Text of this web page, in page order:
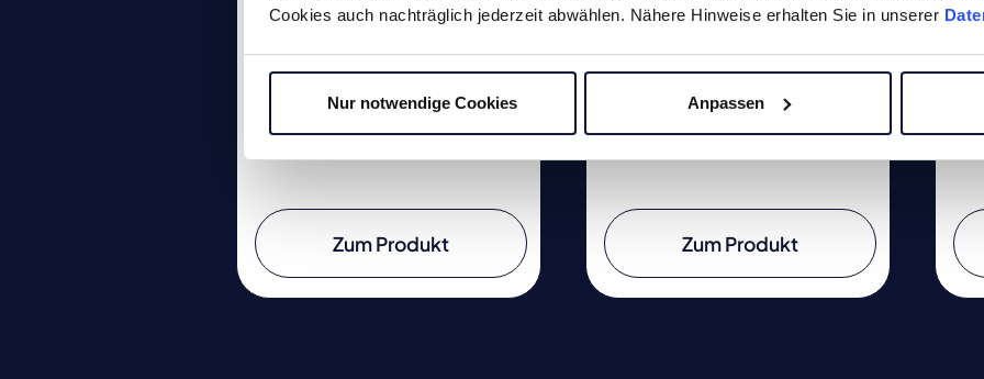
Cookies auch nachträglich jederzeit abwählen. Nähere Hinweise erhalten Sie in unserer
Nur notwendige Cookies Anpassen
Bohrstangen zu Wendeplatte
CC.T 0602.. in linker und
rechter Ausführung.
Zum Produkt
Bohrstangen zu Wendeplatte
CC.T 09T3.. in linker und
rechter Ausführung.
Zum Produkt